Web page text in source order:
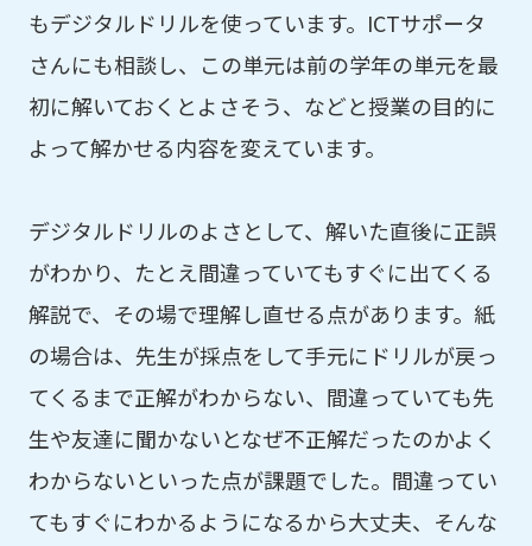
もデジタルドリルを使っています。ICTサポータ
さんにも相談し、この単元は前の学年の単元を最
初に解いておくとよさそう、などと授業の目的に
よって解かせる内容を変えています。
デジタルドリルのよさとして、解いた直後に正誤
がわかり、たとえ間違っていてもすぐに出てくる
解説で、その場で理解し直せる点があります。紙
の場合は、先生が採点をして手元にドリルが戻っ
てくるまで正解がわからない、間違っていても先
生や友達に聞かないとなぜ不正解だったのかよく
わからないといった点が課題でした。間違ってい
てもすぐにわかるようになるから大丈夫、そんな